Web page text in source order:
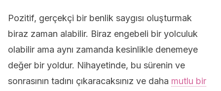
Pozitif, gerçekçi bir benlik saygısı oluşturmak
biraz zaman alabilir. Biraz engebeli bir yolculuk
olabilir ama aynı zamanda kesinlikle denemeye
değer bir yoldur. Nihayetinde, bu sürenin ve
sonrasının tadını çıkaracaksınız ve daha mutlu bir